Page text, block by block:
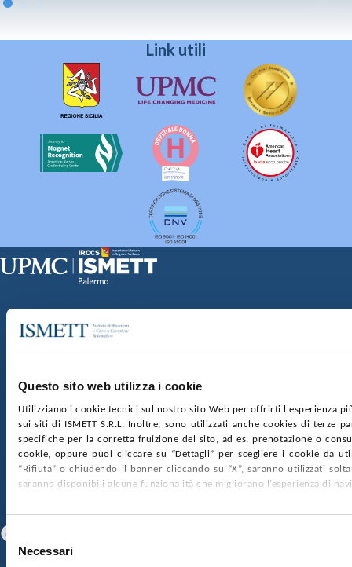
Questo sito web utilizza i cookie
Utilizziamo i cookie tecnici sul nostro sito Web per offrirti l'esperienza
sui siti di ISMETT S.R.L. Inoltre, sono utilizzati anche cookies di terze
specifiche per la corretta fruizione del sito, ad es. prenotazione o
cookie, oppure puoi cliccare su “Dettagli” per scegliere i cookie da
“Rifiuta” o chiudendo il banner cliccando su “X”, saranno utilizzati
saranno disponibili alcune funzionalità che migliorano l’esperienza di
Selezione
delNecessari
Link utili
Via Discesa dei Giudici 4 90133 Palermo
nr. REA PA-201818 P.I. 04544550827
SOCIETÀ TRASPARENTE WHISTLEBLOWING
GARE E CONTRATTIPRIVACYCOOKIE POLICY
SOSTIENICIMAPPA DEL SITOACCESSIBILITÀ
CONTATTI